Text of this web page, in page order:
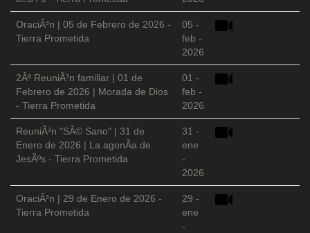
OraciÃ³n | 05 de Febrero de 2026 -
Tierra Prometida
05 -
feb -
2026
2Âª ReuniÃ³n familiar | 01 de
Febrero de 2026 | Morada de Dios
- Tierra Prometida
01 -
feb -
2026
ReuniÃ³n "SÃ© Sano" | 31 de
Enero de 2026 | La agonÃ­a de
JesÃºs - Tierra Prometida
31 -
ene
-
2026
OraciÃ³n | 29 de Enero de 2026 -
Tierra Prometida
29 -
ene
-